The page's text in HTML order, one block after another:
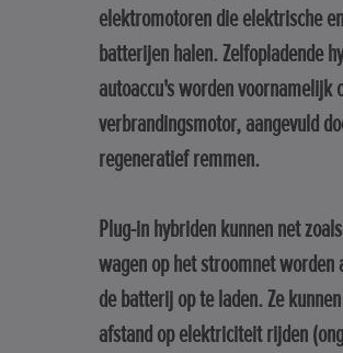
elektromotoren die elektrische
batterijen halen. Zelfopladende
autoaccu's worden voornamelijk
verbrandingsmotor, aangevuld
regeneratief remmen.
Plug-in hybriden kunnen net
wagen op het stroomnet worden
de batterij op te laden. Ze
afstand op elektriciteit rijden